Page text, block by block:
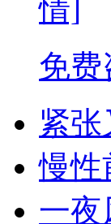
情]
免费
紧
慢性
一夜